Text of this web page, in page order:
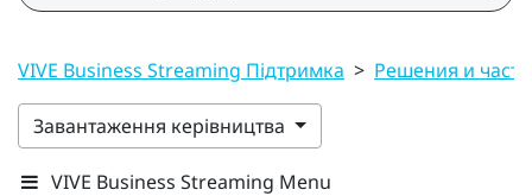
VIVE Business Streaming Підтримка > Решения и
Завантаження керівництва
VIVE Business Streaming Menu